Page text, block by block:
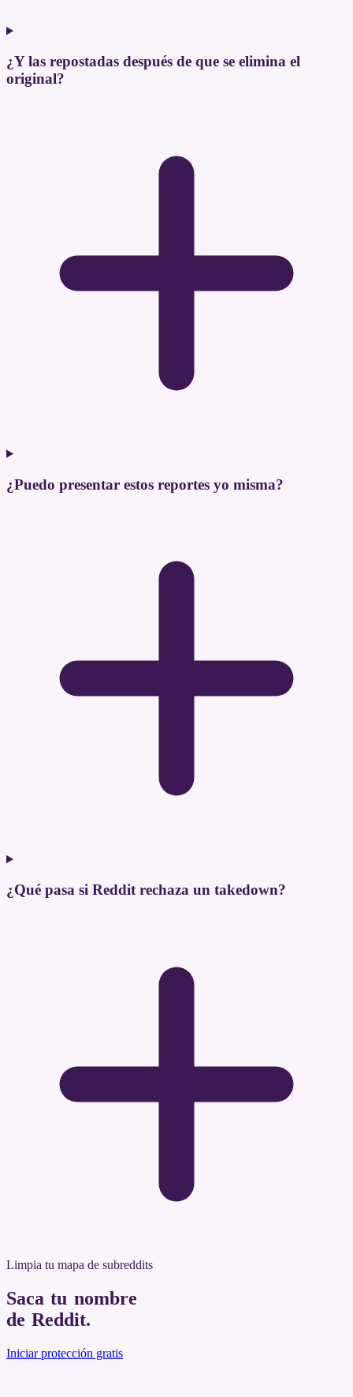
¿Y las repostadas después de que se elimina el
original?
¿Puedo presentar estos reportes yo misma?
¿Qué pasa si Reddit rechaza un takedown?
Limpia tu mapa de subreddits
Saca tu nombre
de Reddit.
Iniciar protección gratis